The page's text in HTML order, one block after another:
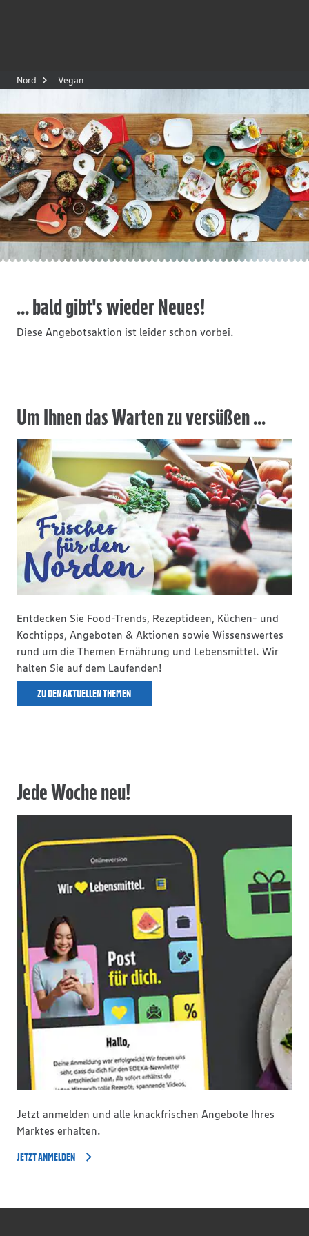
Nord Vegan
... bald gibt's wieder Neues!
Diese Angebotsaktion ist leider schon vorbei.
Um Ihnen das Warten zu versüßen ...
Entdecken Sie Food-Trends, Rezeptideen, Küchen- und
Kochtipps, Angeboten & Aktionen sowie Wissenswertes
rund um die Themen Ernährung und Lebensmittel. Wir
halten Sie auf dem Laufenden!
ZU DEN AKTUELLEN THEMEN
Jede Woche neu!
Jetzt anmelden und alle knackfrischen Angebote Ihres
Marktes erhalten.
JETZT ANMELDEN